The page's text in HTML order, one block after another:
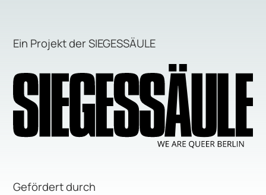
Ein Projekt der SIEGESSÄULE
Gefördert durch